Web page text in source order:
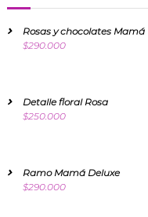
Rosas y chocolates Mamá
$290.000
Detalle floral Rosa
$250.000
Ramo Mamá Deluxe
$290.000